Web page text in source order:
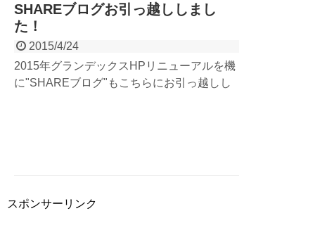
SHAREブログお引っ越ししまし
た！
2015/4/24
2015年グランデックスHPリニューアルを機
に"SHAREブログ"もこちらにお引っ越しし
スポンサーリンク